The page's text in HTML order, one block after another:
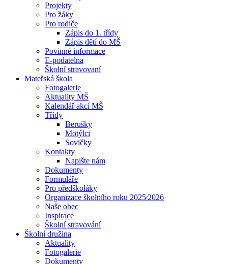
Projekty
Pro žáky
Pro rodiče
Zápis do 1. třídy
Zápis dětí do MŠ
Povinné informace
E-podatelna
Školní stravovaní
Mateřská škola
Fotogalerie
Aktuality MŠ
Kalendář akcí MŠ
Třídy
Berušky
Motýlci
Sovičky
Kontakty
Napište nám
Dokumenty
Formuláře
Pro předškoláky
Organizace školního roku 2025⁄2026
Naše obec
Inspirace
Školní stravování
Školní družina
Aktuality
Fotogalerie
Dokumenty